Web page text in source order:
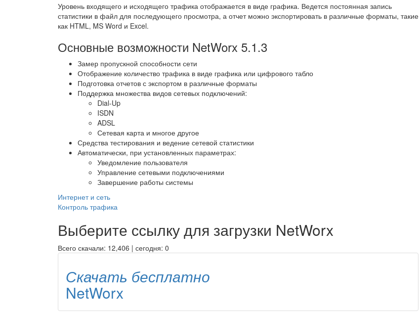
Уровень входящего и исходящего трафика отображается в виде графика. Ведется постоянная запись
статистики в файл для последующего просмотра, а отчет можно экспортировать в различные форматы, такие
как HTML, MS Word и Excel.
Основные возможности NetWorx 5.1.3
Замер пропускной способности сети
Отображение количество трафика в виде графика или цифрового табло
Подготовка отчетов с экспортом в различные форматы
Поддержка множества видов сетевых подключений:
Dial-Up
ISDN
ADSL
Сетевая карта и многое другое
Средства тестирования и ведение сетевой статистики
Автоматически, при установленных параметрах:
Уведомление пользователя
Управление сетевыми подключениями
Завершение работы системы
Интернет и сеть
Контроль трафика
Выберите ссылку для загрузки NetWorx
Всего скачали: 12,406 | сегодня: 0
Скачать бесплатно
NetWorx